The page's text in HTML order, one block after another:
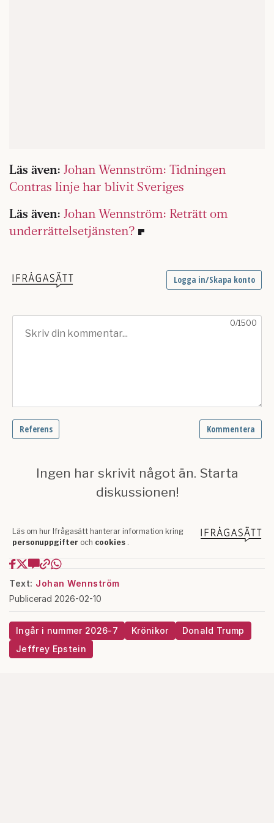
Läs även: Johan Wennström: Tidningen
Contras linje har blivit Sveriges
Läs även: Johan Wennström: Reträtt om
underrättelsetjänsten?
Text: Johan Wennström
Publicerad 2026-02-10
Ingår i nummer 2026-7 Krönikor
Donald Trump
Jeffrey Epstein